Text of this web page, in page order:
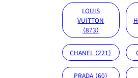
LOUIS
VUITTON
（873）
CHANEL （221）
PRADA （60）